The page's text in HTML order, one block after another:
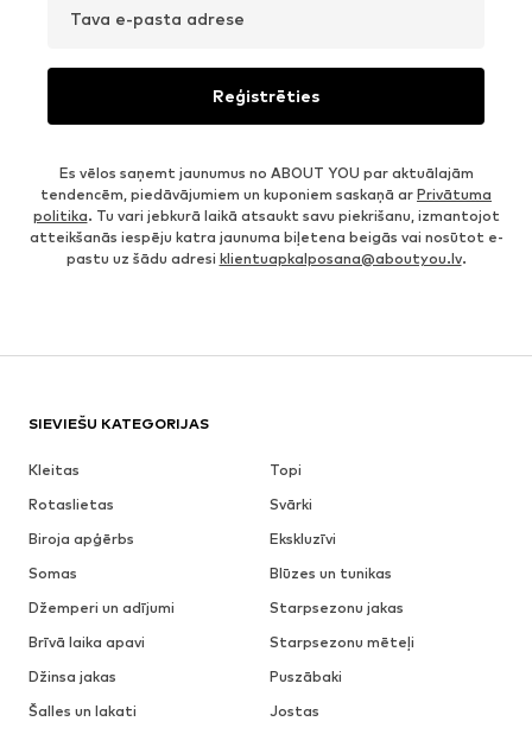
Tava e-pasta adrese
Reģistrēties
Es vēlos saņemt jaunumus no ABOUT YOU par aktuālajām
tendencēm, piedāvājumiem un kuponiem saskaņā ar Privātuma
politika. Tu vari jebkurā laikā atsaukt savu piekrišanu, izmantojot
atteikšanās iespēju katra jaunuma biļetena beigās vai nosūtot e-
pastu uz šādu adresi klientuapkalposana@aboutyou.lv.
SIEVIEŠU KATEGORIJAS
Kleitas
Topi
Rotaslietas
Svārki
Biroja apģērbs
Ekskluzīvi
Somas
Blūzes un tunikas
Džemperi un adījumi
Starpsezonu jakas
Brīvā laika apavi
Starpsezonu mēteļi
Džinsa jakas
Puszābaki
Šalles un lakati
Jostas